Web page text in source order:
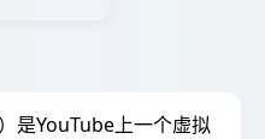
是YouTube上一个虚拟